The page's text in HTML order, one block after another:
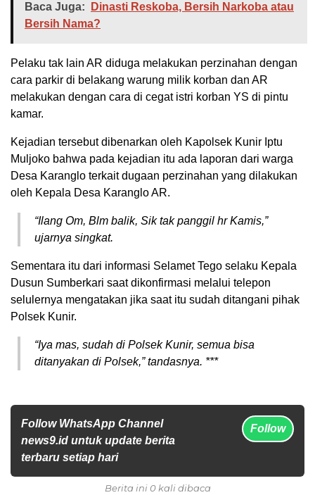
Baca Juga:
Dinasti Reskoba, Bersih Narkoba atau
Bersih Nama?
Pelaku tak lain AR diduga melakukan perzinahan dengan
cara parkir di belakang warung milik korban dan AR
melakukan dengan cara di cegat istri korban YS di pintu
kamar.
Kejadian tersebut dibenarkan oleh Kapolsek Kunir Iptu
Muljoko bahwa pada kejadian itu ada laporan dari warga
Desa Karanglo terkait dugaan perzinahan yang dilakukan
oleh Kepala Desa Karanglo AR.
“Ilang Om, Blm balik, Sik tak panggil hr Kamis,”
ujarnya singkat.
Sementara itu dari informasi Selamet Tego selaku Kepala
Dusun Sumberkari saat dikonfirmasi melalui telepon
selulernya mengatakan jika saat itu sudah ditangani pihak
Polsek Kunir.
“Iya mas, sudah di Polsek Kunir, semua bisa
ditanyakan di Polsek,” tandasnya. ***
Follow WhatsApp Channel
news9.id untuk update berita
terbaru setiap hari
Follow
Berita ini 0 kali dibaca